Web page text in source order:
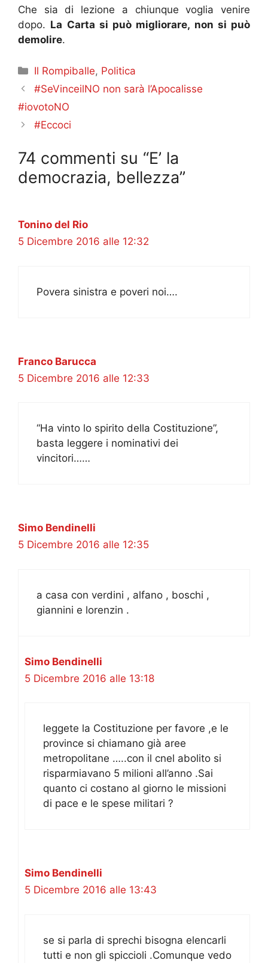
Che sia di lezione a chiunque voglia venire
dopo. La Carta si può migliorare, non si può
demolire.
Categorie
Il Rompiballe, Politica
#SeVinceilNO non sarà l’Apocalisse
#iovotoNO
#Eccoci
74 commenti su “E’ la
democrazia, bellezza”
Tonino del Rio
5 Dicembre 2016 alle 12:32
Povera sinistra e poveri noi….
Franco Barucca
5 Dicembre 2016 alle 12:33
“Ha vinto lo spirito della Costituzione”,
basta leggere i nominativi dei
vincitori……
Simo Bendinelli
5 Dicembre 2016 alle 12:35
a casa con verdini , alfano , boschi ,
giannini e lorenzin .
Simo Bendinelli
5 Dicembre 2016 alle 13:18
leggete la Costituzione per favore ,e le
province si chiamano già aree
metropolitane …..con il cnel abolito si
risparmiavano 5 milioni all’anno .Sai
quanto ci costano al giorno le missioni
di pace e le spese militari ?
Simo Bendinelli
5 Dicembre 2016 alle 13:43
se si parla di sprechi bisogna elencarli
tutti e non gli spiccioli .Comunque vedo